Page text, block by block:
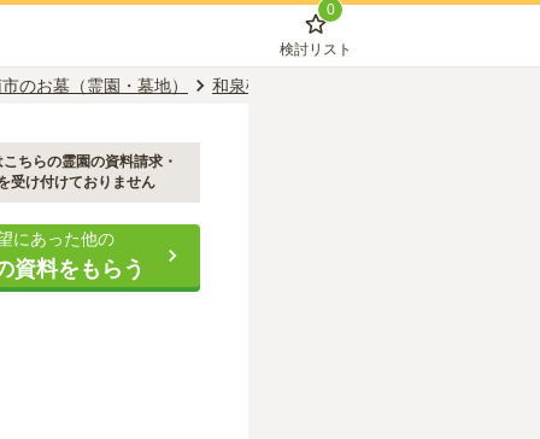
0
検討リスト
のお墓（霊園・墓地） 和泉砂川駅のお墓（霊園・墓地）
ちらの霊園の資料請求・
受け付けておりません
にあった他の
資料をもらう